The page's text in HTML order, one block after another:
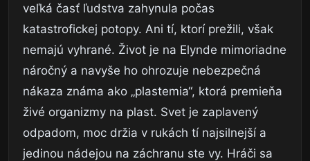
veľká časť ľudstva zahynula počas
katastrofickej potopy. Ani tí, ktorí prežili, však
nemajú vyhrané. Život je na Elynde mimoriadne
náročný a navyše ho ohrozuje nebezpečná
nákaza známa ako „plastemia“, ktorá premieňa
živé organizmy na plast. Svet je zaplavený
odpadom, moc držia v rukách tí najsilnejší a
jedinou nádejou na záchranu ste vy. Hráči sa